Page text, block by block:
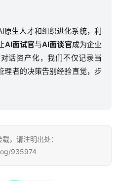
生人才和组织进化系统，利
AI面试官与AI面谈官成为企业
话资产化，我们不仅记录当
者的决策告别经验直觉，步
，请注明出处：
935974